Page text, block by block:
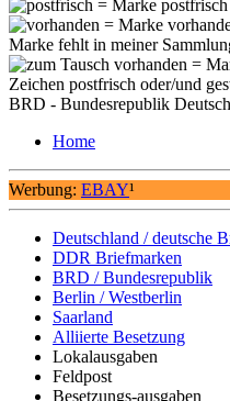
= Marke postfrisch
= Marke
Marke fehlt in meiner
=
Zeichen postfrisch oder/und
BRD - Bundesrepublik
Home
Werbung: EBAY¹
Deutschland / deutsche
DDR Briefmarken
BRD / Bundesrepublik
Berlin / Westberlin
Saarland
Alliierte Besetzung
Lokalausgaben
Feldpost
Besetzungs-ausgaben